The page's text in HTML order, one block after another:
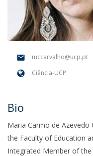
mccarvalho@ucp.pt
Ciência-UCP
Bio
Maria Carmo de
the Faculty of Education
Integrated Member of the